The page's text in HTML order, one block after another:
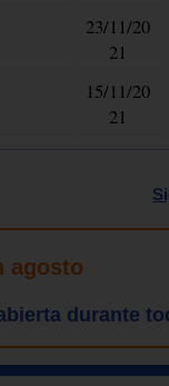
23/11/20
21
15/11/20
21
agosto
durante